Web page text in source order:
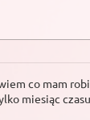
co mam
miesiąc